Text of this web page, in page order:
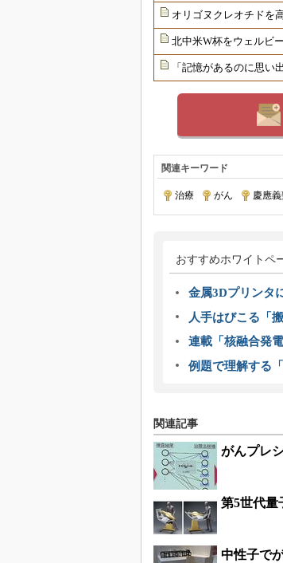
オリゴヌクレオチドを
北中米W杯をウェルビ
「記憶があるのに思
関連キーワード
治療 がん 慶應
おすすめホワイトペ
金属3Dプリンタ
人手はびこる「
連載「核融合発
例題で理解する
関連記事
がんプレ
第5世代量
中性子で